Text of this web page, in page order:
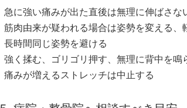
急に強い痛みが出た直後は無理に伸ばさな
筋肉由来が疑われる場合は姿勢を変える、
長時間同じ姿勢を避ける
強く揉む、ゴリゴリ押す、無理に背中を鳴
痛みが増えるストレッチは中止する